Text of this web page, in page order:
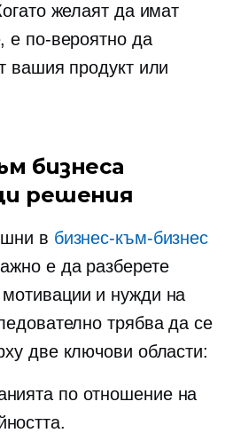
желаят да имат
е по-вероятно да
вашия продукт или
бизнеса
решения
в бизнес-към-бизнес
е да разберете
и нужди на
трябва да се
две ключови области:
по отношение на